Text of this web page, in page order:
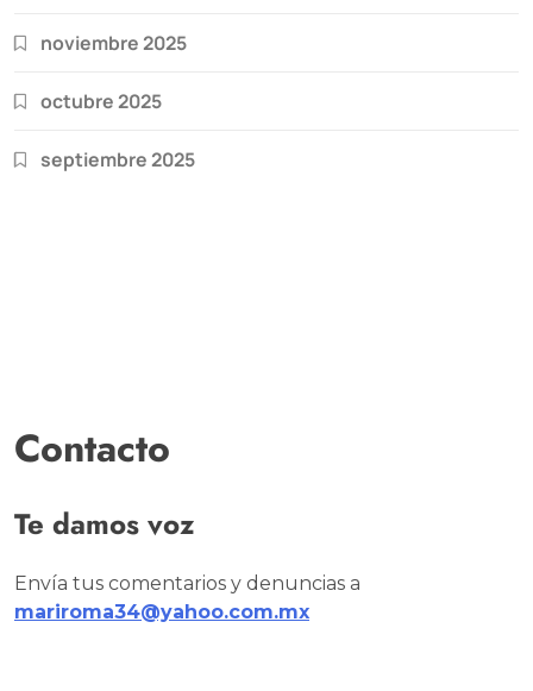
noviembre 2025
octubre 2025
septiembre 2025
Contacto
Te damos voz
Envía tus comentarios y denuncias a
mariroma34@yahoo.com.mx